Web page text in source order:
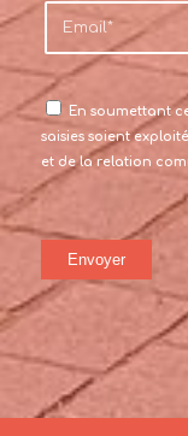
En soumettant
saisies soient
et de la relation